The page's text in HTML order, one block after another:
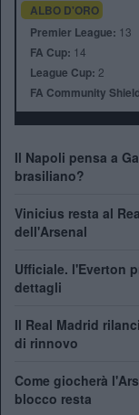
ALBO D'ORO
Premier League: 13
FA Cup: 14
League Cup: 2
FA Community
Il Napoli pensa a
brasiliano?
Vinicius resta al
dell'Arsenal
Ufficiale. l'Everton
dettagli
Il Real Madrid
di rinnovo
Come giocherà
blocco resta